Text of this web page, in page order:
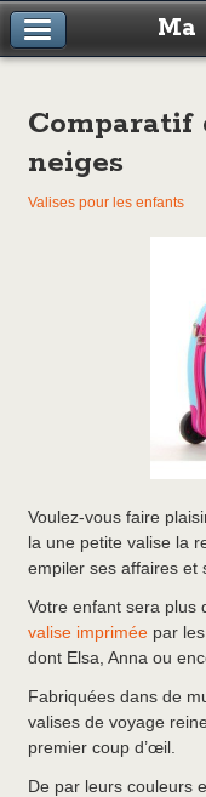
Ma
Comparatif
neiges
Valises pour les enfants
Voulez-vous faire
la une petite valise la
empiler ses affaires et
Votre enfant sera plus
valise imprimée par
dont Elsa, Anna ou
Fabriquées dans de
valises de voyage
premier coup d’œil.
De par leurs couleurs